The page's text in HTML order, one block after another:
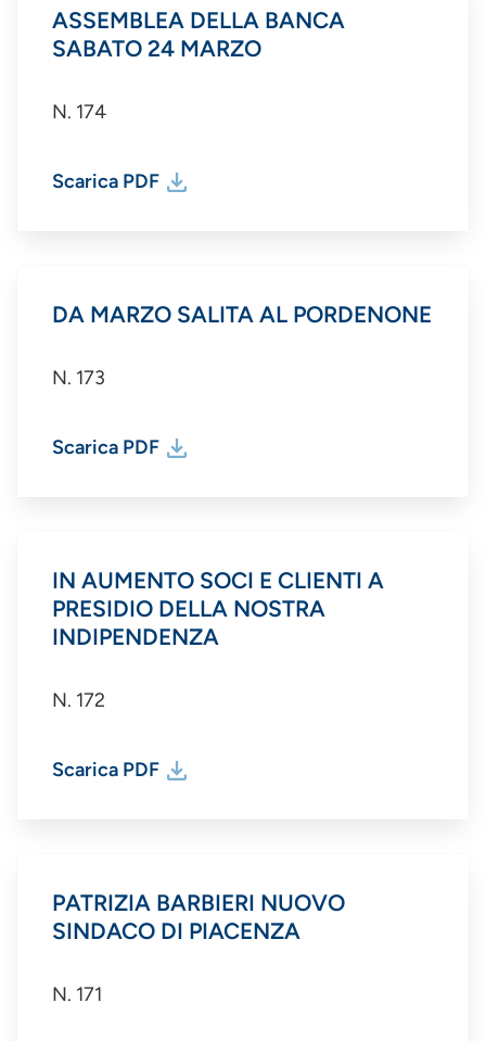
ASSEMBLEA DELLA BANCA
SABATO 24 MARZO
N. 174
Scarica PDF
DA MARZO SALITA AL PORDENONE
N. 173
Scarica PDF
IN AUMENTO SOCI E CLIENTI A
PRESIDIO DELLA NOSTRA
INDIPENDENZA
N. 172
Scarica PDF
PATRIZIA BARBIERI NUOVO
SINDACO DI PIACENZA
N. 171